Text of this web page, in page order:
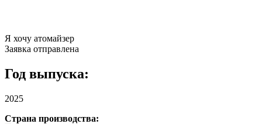
Я хочу атомайзер
Заявка отправлена
Год выпуска:
2025
Страна производства: